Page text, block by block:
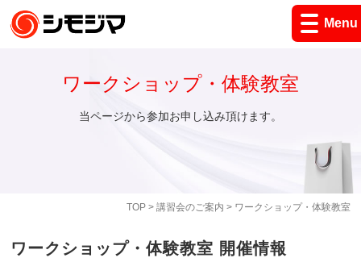
Menu
TOP> 講習会のご案内 > ワークショップ・体験教室
ワークショップ・体験教室
当ページから参加お申し込み頂けます。
ワークショップ・体験教室 開催情報